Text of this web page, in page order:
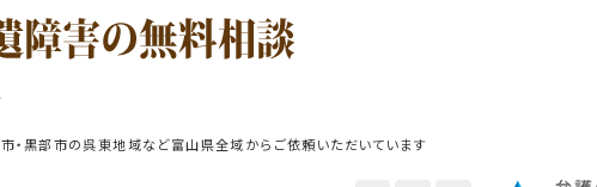
市・黒部市の呉東地域など富山県全域からご依頼いただいています